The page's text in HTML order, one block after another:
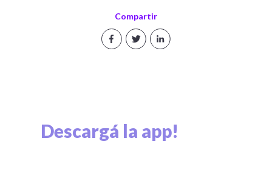
Compartir
Descargá la app!